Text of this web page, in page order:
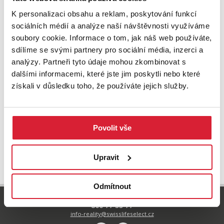
K personalizaci obsahu a reklam, poskytování funkcí
sociálních médií a analýze naší návštěvnosti využíváme
soubory cookie. Informace o tom, jak náš web používáte,
sdílíme se svými partnery pro sociální média, inzerci a
analýzy. Partneři tyto údaje mohou zkombinovat s
dalšími informacemi, které jste jim poskytli nebo které
získali v důsledku toho, že používáte jejich služby.
Povolit vše
Upravit
Odmítnout
UPRAVIT VYHLEDÁVÁNÍ
800 77 55 77
info-reality@swisslifeselect.cz